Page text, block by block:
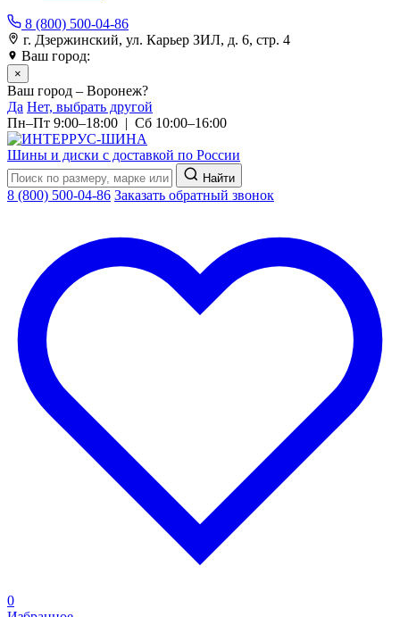
8 (800) 500-04-86
г. Дзержинский, ул. Карьер ЗИЛ, д. 6, стр. 4
Ваш город:
×
Ваш город – Воронеж?
Да Нет, выбрать другой
Пн–Пт 9:00–18:00 | Сб 10:00–16:00
Шины и диски с доставкой по России
Найти
8 (800) 500-04-86 Заказать обратный звонок
0